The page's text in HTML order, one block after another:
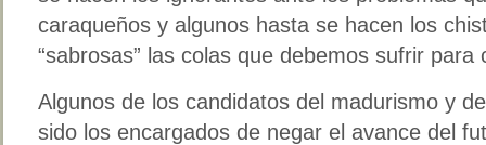
caraqueños y algunos hasta se hacen los
“sabrosas” las colas que debemos sufrir
Algunos de los candidatos del madurismo y
sido los encargados de negar el avance del